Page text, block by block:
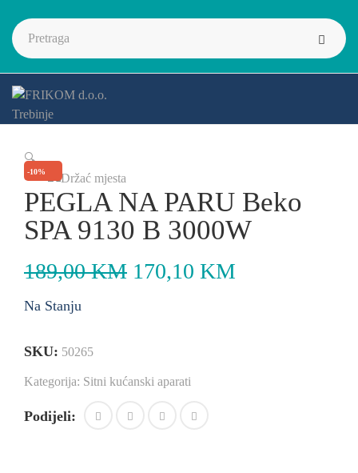
🔍
-10%
PEGLA NA PARU Beko
SPA 9130 B 3000W
189,00KM 170,10 KM
Na Stanju
SKU: 50265
Kategorija: Sitni kućanski aparati
Podijeli: